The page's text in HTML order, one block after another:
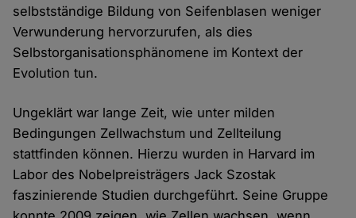
selbstständige Bildung von Seifenblasen weniger
Verwunderung hervorzurufen, als dies
Selbstorganisationsphänomene im Kontext der
Evolution tun.
Ungeklärt war lange Zeit, wie unter milden
Bedingungen Zellwachstum und Zellteilung
stattfinden können. Hierzu wurden in Harvard im
Labor des Nobelpreisträgers Jack Szostak
faszinierende Studien durchgeführt. Seine Gruppe